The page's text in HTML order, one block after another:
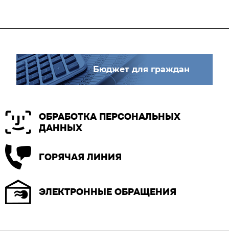
Бюджет для граждан
ОБРАБОТКА ПЕРСОНАЛЬНЫХ
ДАННЫХ
ГОРЯЧАЯ ЛИНИЯ
ЭЛЕКТРОННЫЕ ОБРАЩЕНИЯ